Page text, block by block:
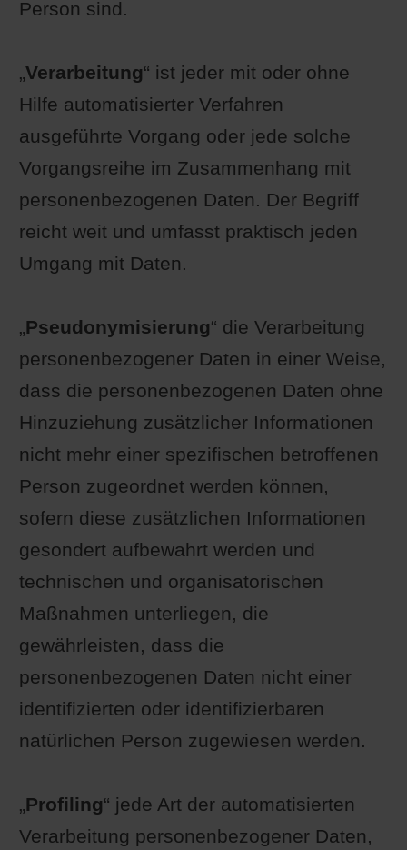
Person sind.
„Verarbeitung“ ist jeder mit oder ohne
Hilfe automatisierter Verfahren
ausgeführte Vorgang oder jede solche
Vorgangsreihe im Zusammenhang mit
personenbezogenen Daten. Der Begriff
reicht weit und umfasst praktisch jeden
Umgang mit Daten.
„Pseudonymisierung“ die Verarbeitung
personenbezogener Daten in einer Weise,
dass die personenbezogenen Daten ohne
Hinzuziehung zusätzlicher Informationen
nicht mehr einer spezifischen betroffenen
Person zugeordnet werden können,
sofern diese zusätzlichen Informationen
gesondert aufbewahrt werden und
technischen und organisatorischen
Maßnahmen unterliegen, die
gewährleisten, dass die
personenbezogenen Daten nicht einer
identifizierten oder identifizierbaren
natürlichen Person zugewiesen werden.
„Profiling“ jede Art der automatisierten
Verarbeitung personenbezogener Daten,